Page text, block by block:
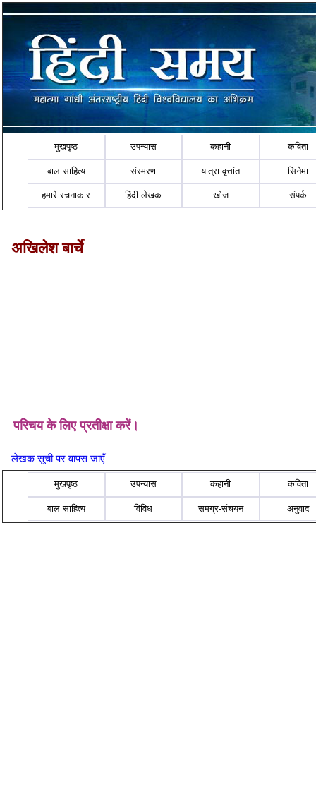
मुखपृष्ठ उपन्यास कहानी कविता
बाल साहित्य संस्मरण यात्रा वृत्तांत सिनेमा
हमारे रचनाकार हिंदी लेखक खोज संपर्क
अखिलेश बार्चे
परिचय के लिए प्रतीक्षा करें।
लेखक सूची पर वापस जाएँ
मुखपृष्ठ उपन्यास कहानी कविता
बाल साहित्य विविध समग्र-संचयन अनुवाद